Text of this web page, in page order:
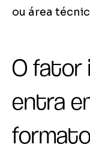
ou área
O fator
entra